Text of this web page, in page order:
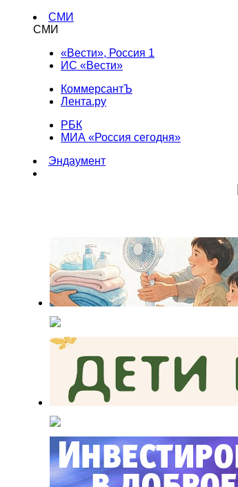
СМИ
СМИ
«Вести», Россия 1
ИС «Вести»
КоммерсантЪ
Лента.ру
РБК
МИА «Россия сегодня»
Эндаумент